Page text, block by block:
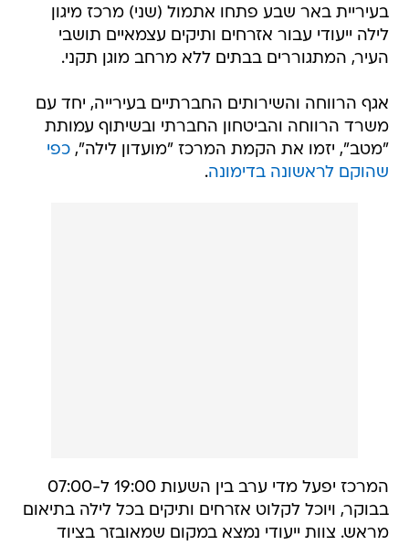
בעיריית באר שבע פתחו אתמול (שני) מרכז מיגון
לילה ייעודי עבור אזרחים ותיקים עצמאיים תושבי
העיר, המתגוררים בבתים ללא מרחב מוגן תקני.
אגף הרווחה והשירותים החברתיים ב​עירייה, יחד עם
משרד הרווחה והביטחון החברתי ובשיתוף עמותת
"מטב", יזמו את הקמת המרכז "מועדון לילה",כפי
שהוקם לראשונה בדימונה.
המרכז יפעל מדי ערב בין השעות 19:00 ל-07:00
בבוקר, ויוכל לקלוט אזרחים ותיקים בכל לילה בתיאום
מראש. צוות ייעודי נמצא במקום שמאובזר בציוד